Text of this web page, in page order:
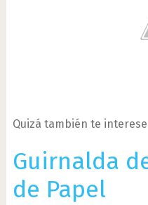
Quizá también te
Guirnalda
de Papel